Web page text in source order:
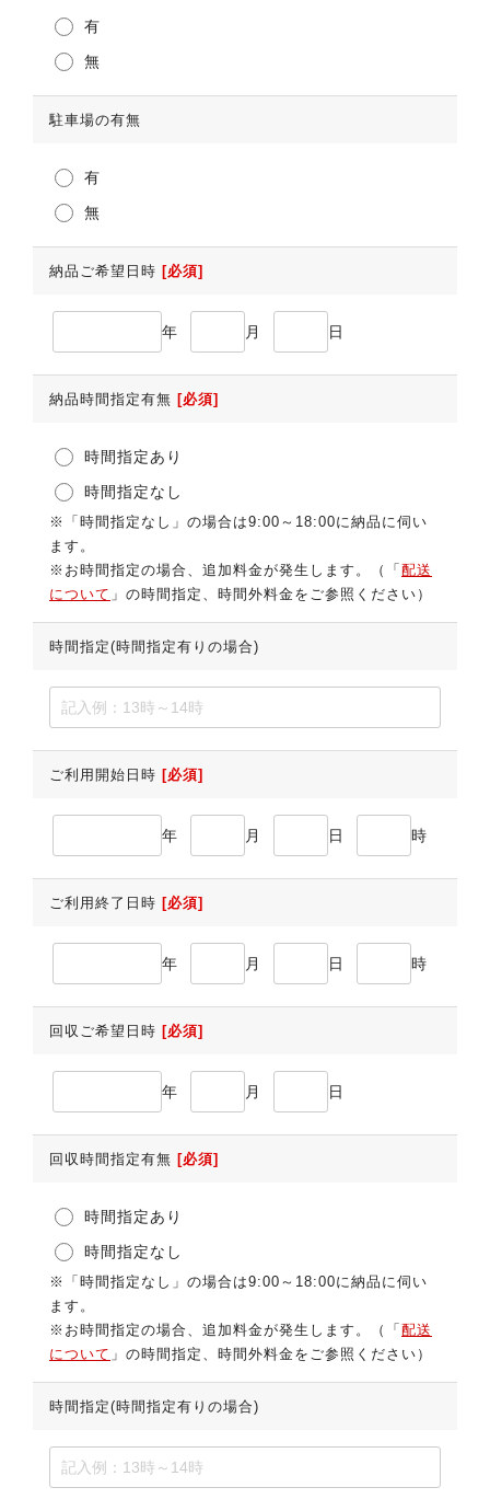
有
無
駐車場の有無
有
無
納品ご希望日時 [必須]
年 月 日
納品時間指定有無 [必須]
時間指定あり
時間指定なし
※「時間指定なし」の場合は9:00～18:00に納品に伺い
ます。
※お時間指定の場合、追加料金が発生します。（「 配送
について 」の時間指定、時間外料金をご参照ください）
時間指定(時間指定有りの場合)
ご利用開始日時 [必須]
年 月 日 時
ご利用終了日時 [必須]
年 月 日 時
回収ご希望日時 [必須]
年 月 日
回収時間指定有無 [必須]
時間指定あり
時間指定なし
※「時間指定なし」の場合は9:00～18:00に納品に伺い
ます。
※お時間指定の場合、追加料金が発生します。（「 配送
について 」の時間指定、時間外料金をご参照ください）
時間指定(時間指定有りの場合)